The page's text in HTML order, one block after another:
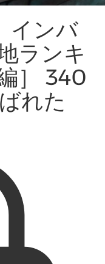
インバ
ランキ
］ 340
れた